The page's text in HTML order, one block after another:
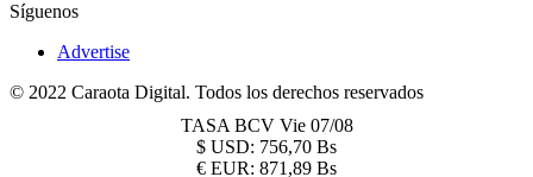
Síguenos
Advertise
© 2022 Caraota Digital. Todos los derechos reservados
TASA BCV Vie 07/08
$ USD: 756,70 Bs
€ EUR: 871,89 Bs